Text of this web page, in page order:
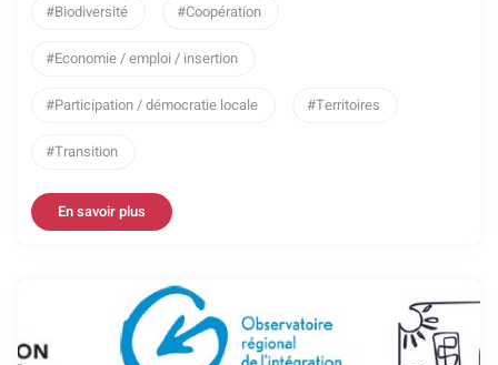
Biodiversité
Coopération
Economie / emploi / insertion
Participation / démocratie locale Territoires
Transition
En savoir plus